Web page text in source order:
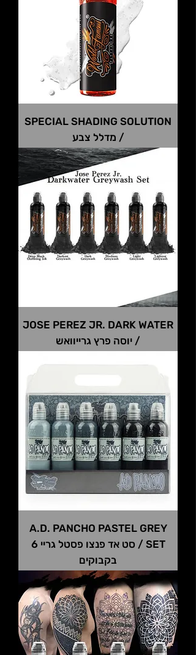
SPECIAL SHADING SOLUTION
/ מדלל צבע
JOSE PEREZ JR. DARK WATER
/ יוסה פרץ גרייוואש
A.D. PANCHO PASTEL GREY
SET / סט אד פנצו פסטל גריי 6
בקבוקים